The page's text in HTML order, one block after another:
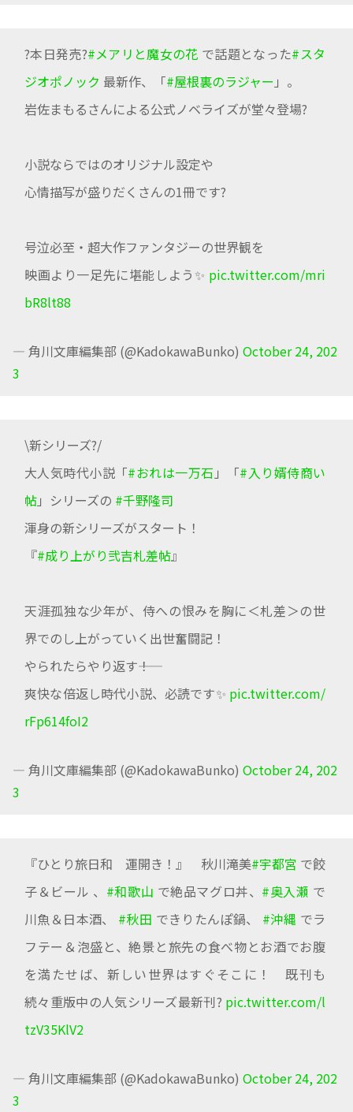
?本日発売?#メアリと魔女の花 で話題となった#スタ
ジオポノック 最新作、「#屋根裏のラジャー 」。
岩佐まもるさんによる公式ノベライズが堂々登場?
小説ならではのオリジナル設定や
心情描写が盛りだくさんの1冊です?
号泣必至・超大作ファンタジーの世界観を
映画より一足先に堪能しよう✨ pic.twitter.com/mri
bR8lt88
— 角川文庫編集部 (@KadokawaBunko) October 24, 202
3
\新シリーズ?/
大人気時代小説「#おれは一万石 」「#入り婿侍商い
帖」シリーズの #千野隆司
渾身の新シリーズがスタート！
『#成り上がり弐吉札差帖』
天涯孤独な少年が、侍への恨みを胸に＜札差＞の世
界でのし上がっていく出世奮闘記！
やられたらやり返す――！
爽快な倍返し時代小説、必読です✨ pic.twitter.com/
rFp614foI2
— 角川文庫編集部 (@KadokawaBunko) October 24, 202
3
『ひとり旅日和 運開き！』 秋川滝美#宇都宮 で餃
子＆ビール 、 #和歌山 で絶品マグロ丼、 #奥入瀬 で
川魚＆日本酒、 #秋田 できりたんぽ鍋、 #沖縄 でラ
フテー＆泡盛と、絶景と旅先の食べ物とお酒でお腹
を満たせば、新しい世界はすぐそこに！ 既刊も
続々重版中の人気シリーズ最新刊? pic.twitter.com/l
tzV35KlV2
— 角川文庫編集部 (@KadokawaBunko) October 24, 202
3